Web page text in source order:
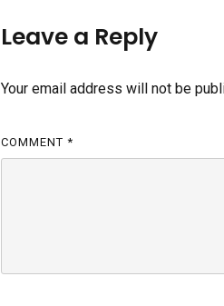
Leave a Reply
Your email address will not be
COMMENT*